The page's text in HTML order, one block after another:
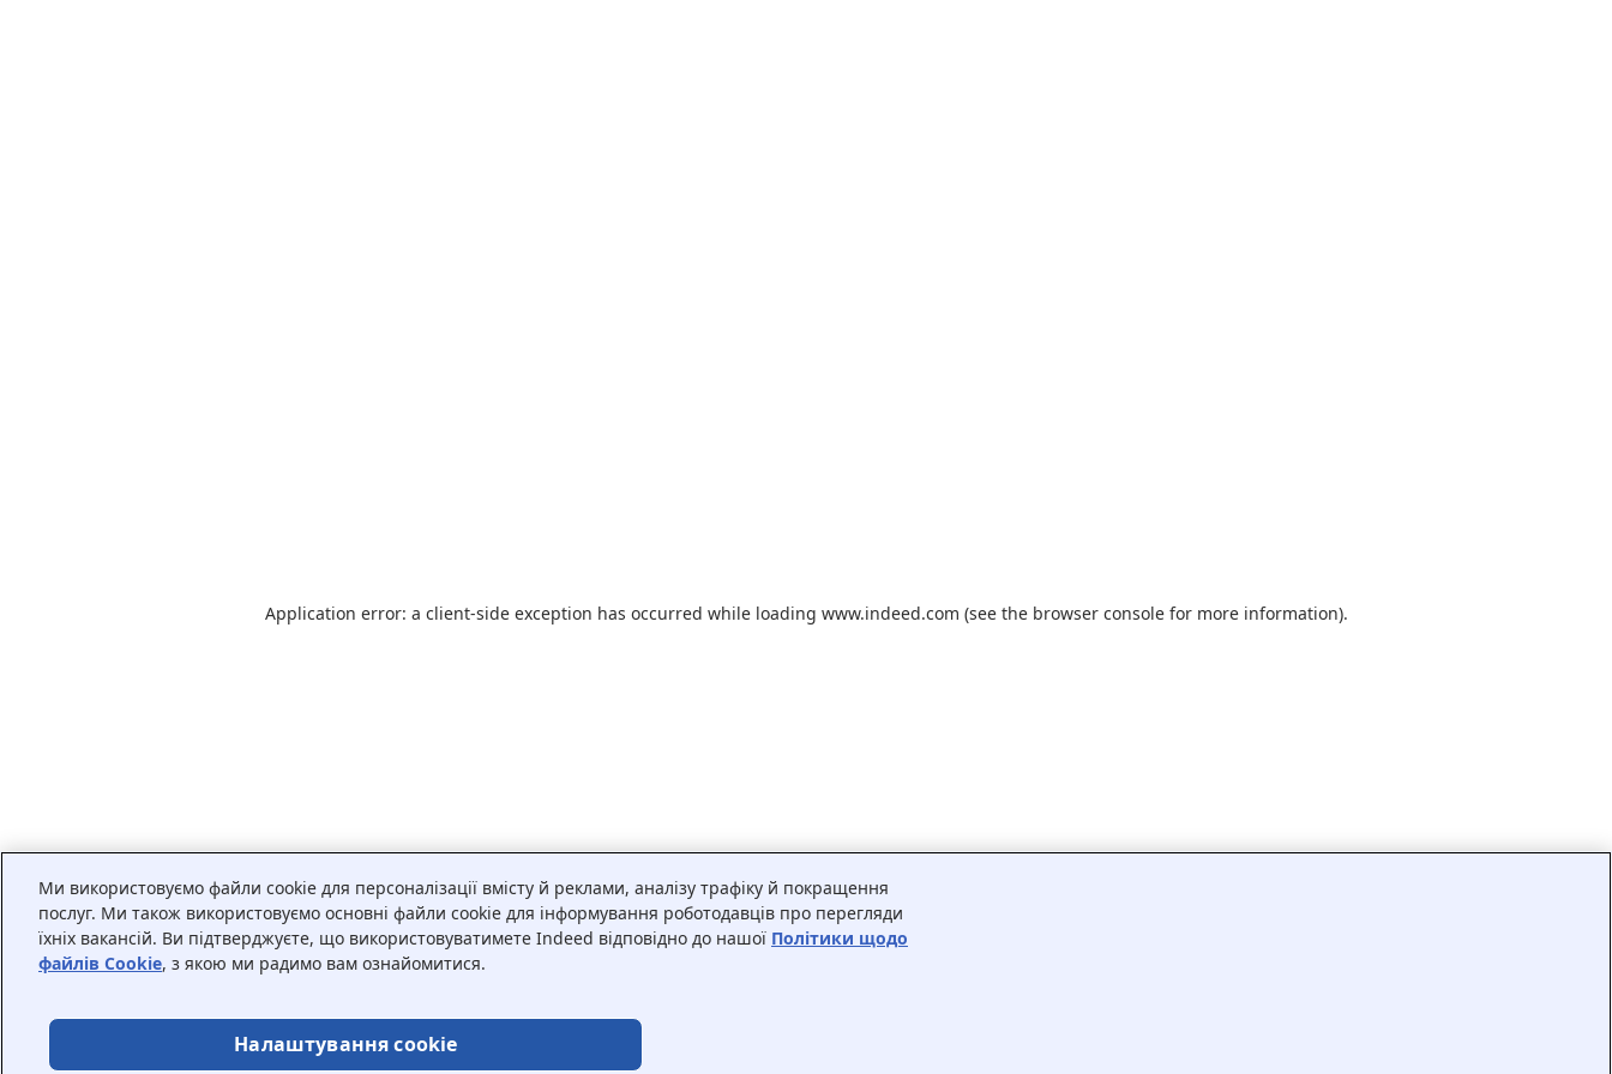
Application error: a client-side exception has occurred while loading www.indeed.com (see the browser consolefor more information).
Ми використовуємо файли cookie для персоналізації вмісту й реклами, аналізу трафіку й покращення
послуг. Ми також використовуємо основні файли cookie для інформування роботодавців про перегляди
їхніх вакансій. Ви підтверджуєте, що використовуватимете Indeed відповідно до нашої Політики щодо
файлів Cookie, з якою ми радимо вам ознайомитися.
Налаштування cookie